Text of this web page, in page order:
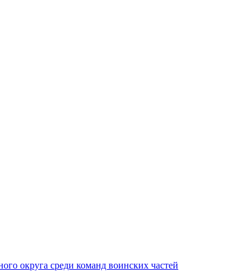
округа среди команд воинских частей